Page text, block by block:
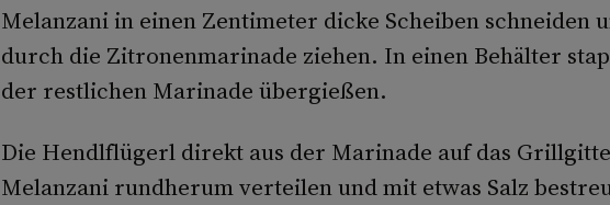
Melanzani in einen Zentimeter dicke Scheiben schneiden
durch die Zitronenmarinade ziehen. In einen Behälter
der restlichen Marinade übergießen.
Die Hendlflügerl direkt aus der Marinade auf das
Melanzani rundherum verteilen und mit etwas Salz